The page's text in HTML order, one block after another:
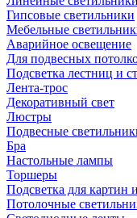
Гипсовые светильники
Мебельные
Аварийное освещение
Для подвесных
Подсветка лестниц и
Лента-трос
Декоративный свет
Люстры
Подвесные
Бра
Настольные лампы
Торшеры
Подсветка для картин
Потолочные